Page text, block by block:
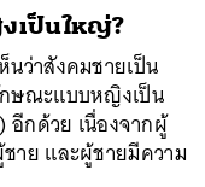
เป็นใหญ่?
ว่าสังคมชายเป็น
ษณะแบบหญิงเป็น
อีกด้วย เนื่องจากผู้
าย และผู้ชายมีความ